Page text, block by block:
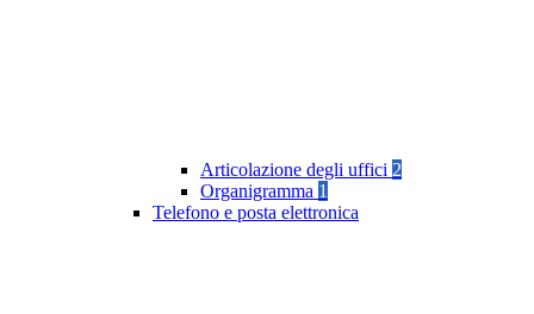
Articolazione degli uffici 2
Organigramma 1
Telefono e posta elettronica